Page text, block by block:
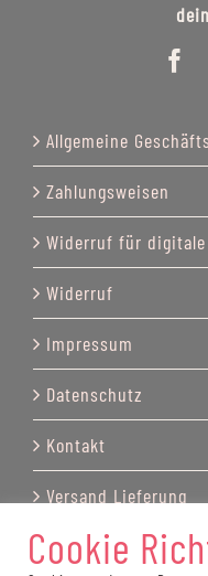
Allgemeine
Zahlungsweisen
Widerruf für
Widerruf
Impressum
Datenschutz
Kontakt
Versand Lieferung
Cookie